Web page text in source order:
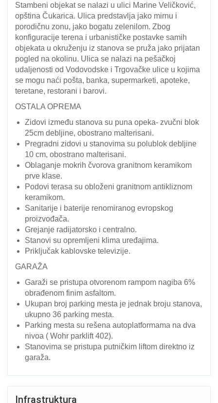
Stambeni objekat se nalazi u ulici Marine Veličković,
opština Čukarica. Ulica predstavlja jako mirnu i
porodičnu zonu, jako bogatu zelenilom. Zbog
konfiguracije terena i urbanističke postavke samih
objekata u okruženju iz stanova se pruža jako prijatan
pogled na okolinu. Ulica se nalazi na pešačkoj
udaljenosti od Vodovodske i Trgovačke ulice u kojima
se mogu naći pošta, banka, supermarketi, apoteke,
teretane, restorani i barovi.
OSTALA OPREMA
Zidovi između stanova su puna opeka- zvučni blok
25cm debljine, obostrano malterisani.
Pregradni zidovi u stanovima su polublok debljine
10 cm, obostrano malterisani.
Oblaganje mokrih čvorova granitnom keramikom
prve klase.
Podovi terasa su obloženi granitnom antikliznom
keramikom.
Sanitarije i baterije renomiranog evropskog
proizvođača.
Grejanje radijatorsko i centralno.
Stanovi su opremljeni klima uređajima.
Priključak kablovske televizije.
GARAŽA
Garaži se pristupa otvorenom rampom nagiba 6%
obrađenom finim asfaltom.
Ukupan broj parking mesta je jednak broju stanova,
ukupno 36 parking mesta.
Parking mesta su rešena autoplatformama na dva
nivoa ( Wohr parklift 402).
Stanovima se pristupa putničkim liftom direktno iz
garaža.
Infrastruktura